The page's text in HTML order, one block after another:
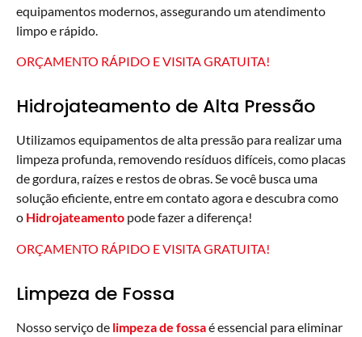
equipamentos modernos, assegurando um atendimento
limpo e rápido.
ORÇAMENTO RÁPIDO E VISITA GRATUITA!
Hidrojateamento de Alta Pressão
Utilizamos equipamentos de alta pressão para realizar uma
limpeza profunda, removendo resíduos difíceis, como placas
de gordura, raízes e restos de obras. Se você busca uma
solução eficiente, entre em contato agora e descubra como
o Hidrojateamento pode fazer a diferença!
ORÇAMENTO RÁPIDO E VISITA GRATUITA!
Limpeza de Fossa
Nosso serviço de limpeza de fossaé essencial para eliminar